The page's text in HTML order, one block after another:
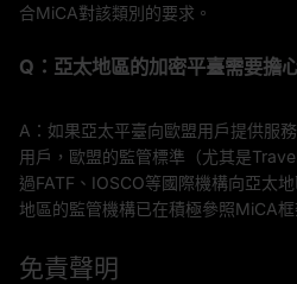
合MiCA對該類別的要求。
Q：亞太地區的加密平臺需要擔
A：如果亞太平臺向歐盟用戶提供服
用戶，歐盟的監管標準（尤其是
過FATF、IOSCO等國際機構向亞太
地區的監管機構已在積極參照MiCA框
免責聲明